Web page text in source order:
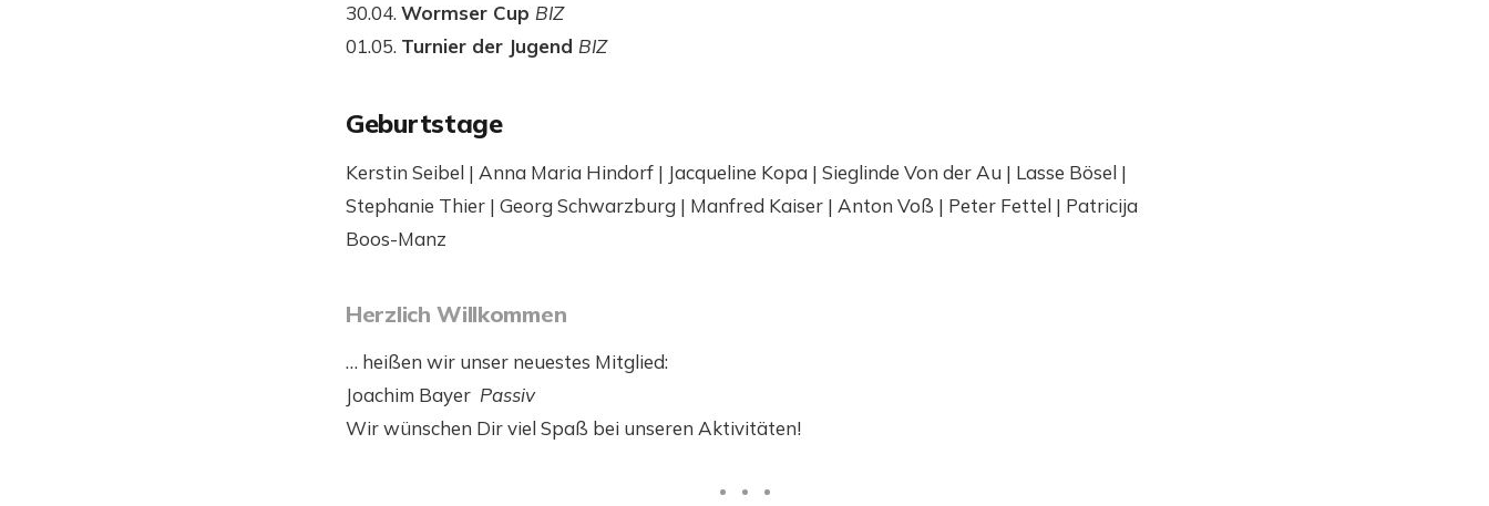
30.04. Wormser Cup BIZ
01.05. Turnier der Jugend BIZ
Geburtstage
Kerstin Seibel | Anna Maria Hindorf | Jacqueline Kopa | Sieglinde Von der Au | Lasse Bösel |
Stephanie Thier | Georg Schwarzburg | Manfred Kaiser | Anton Voß | Peter Fettel | Patricija
Boos-Manz
Herzlich Willkommen
… heißen wir unser neuestes Mitglied:
Joachim Bayer Passiv
Wir wünschen Dir viel Spaß bei unseren Aktivitäten!